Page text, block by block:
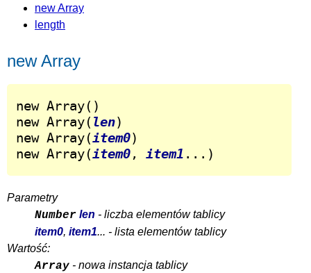
new Array
length
new Array
new Array()
new Array( len)
new Array(item0)
new Array(item0, item1 ...)
Parametry
Number len - liczba elementów tablicy
item0, item1... - lista elementów tablicy
Wartość:
Array - nowa instancja tablicy